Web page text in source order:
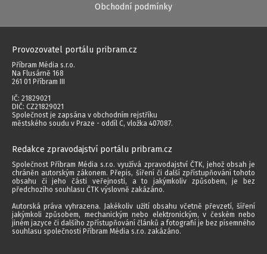
Obchodní podmínky
Provozovatel portálu pribram.cz
Příbram Média s.r.o.
Na Flusárně 168
261 01 Příbram III
IČ: 21829021
DIČ: CZ21829021
Společnost je zapsána v obchodním rejstříku
městského soudu v Praze - oddíl C, vložka 407087.
Redakce zpravodajství portálu pribram.cz
Společnost Příbram Média s.r.o. využívá zpravodajství ČTK, jehož obsah je
chráněn autorským zákonem. Přepis, šíření či další zpřístupňování tohoto
obsahu či jeho části veřejnosti, a to jakýmkoliv způsobem, je bez
předchozího souhlasu ČTK výslovně zakázáno.
Autorská práva vyhrazena. Jakékoliv užití obsahu včetně převzetí, šíření
jakýmkoli způsobem, mechanickým nebo elektronickým, v českém nebo
jiném jazyce či dalšího zpřístupňování článků a fotografií je bez písemného
souhlasu společnosti Příbram Média s.r.o. zakázáno.